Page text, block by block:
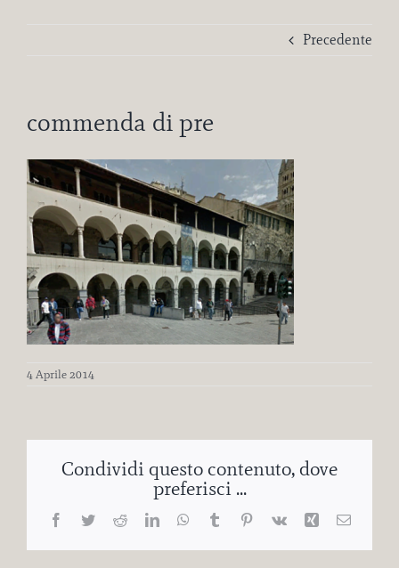
Precedente
commenda di pre
4 Aprile 2014
Condividi questo contenuto, dove
preferisci ...
Facebook
TwitterRedditLinkedInWhatsApp
TumblrPinterest
Vk Xing Email